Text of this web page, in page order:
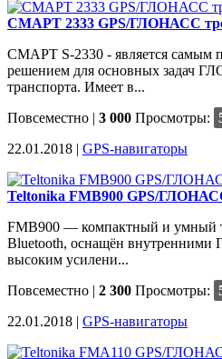
СМАРТ 2333 GPS/ГЛОНАСС
СМАРТ S-2330 - является самым
решением для основных задач
транспорта. Имеет в...
Повсеместно | 3 000 Просмотры:
22.01.2018 | GPS-навигаторы
Teltonika FMB900 GPS/
FMB900 — компактный и умный
Bluetooth, оснащён
высоким усилени...
Повсеместно | 2 300 Просмотры:
22.01.2018 | GPS-навигаторы